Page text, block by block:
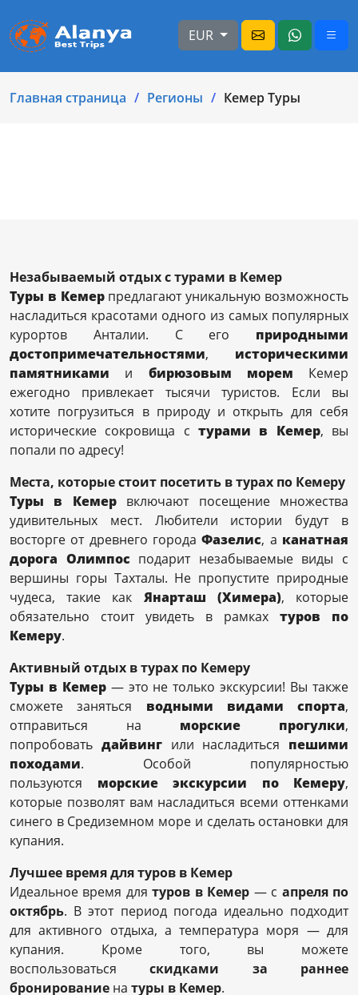
EUR
Главная страница Регионы Кемер Туры
Незабываемый отдых с турами в Кемер
Туры в Кемерпредлагают уникальную возможность
насладиться красотами одного из самых популярных
курортов Анталии. С его природными
достопримечательностями, историческими
памятниками и бирюзовым морем Кемер
ежегодно привлекает тысячи туристов. Если вы
хотите погрузиться в природу и открыть для себя
исторические сокровища с турами в Кемер, вы
попали по адресу!
Места, которые стоит посетить в турах по Кемеру
Туры в Кемервключают посещение множества
удивительных мест. Любители истории будут в
восторге от древнего городаФазелис, а канатная
дорога Олимпос подарит незабываемые виды с
вершины горы Тахталы. Не пропустите природные
чудеса, такие как Янарташ (Химера), которые
обязательно стоит увидеть в рамках туров по
Кемеру.
Активный отдых в турах по Кемеру
Туры в Кемер— это не только экскурсии! Вы также
сможете заняться водными видами спорта,
отправиться на морские прогулки,
попробовать дайвингили насладиться пешими
походами. Особой популярностью
пользуются морские экскурсии по Кемеру,
которые позволят вам насладиться всеми оттенками
синего в Средиземном море и сделать остановки для
купания.
Лучшее время для туров в Кемер
Идеальное время длятуров в Кемер — с апреля по
октябрь. В этот период погода идеально подходит
для активного отдыха, а температура моря — для
купания. Кроме того, вы можете
воспользоватьсяскидками за раннее
бронирование на туры в Кемер.